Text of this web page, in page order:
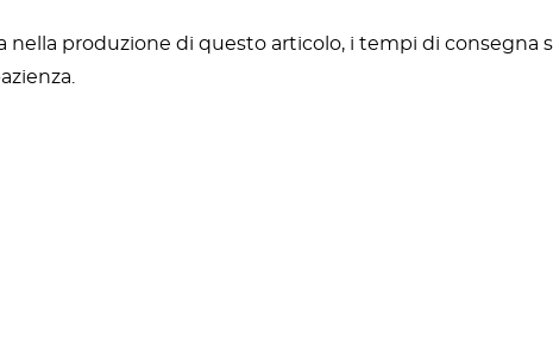
produzione di questo articolo, i tempi di consegna